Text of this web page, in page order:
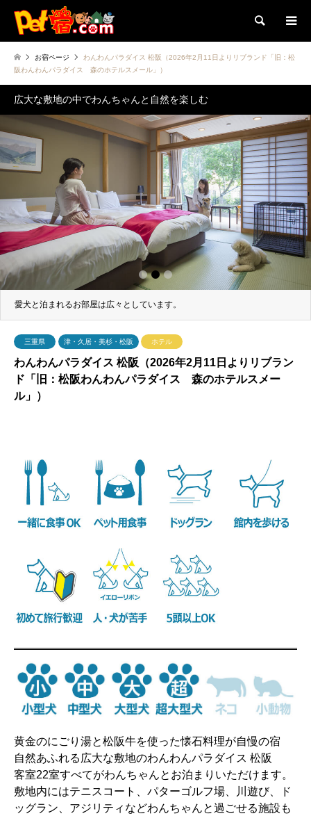
検索
お宿ページ
わんわんパラダイス 松阪（2026年2月11日よりリブランド「旧：松
阪わんわんパラダイス 森のホテルスメール」）
広大な敷地の中でわんちゃんと自然を楽しむ
愛犬と泊まれるお部屋は広々としています。
1 2
三重県 津・久居・美杉・松阪 ホテル
わんわんパラダイス 松阪（2026年2月11日よりリブラン
ド「旧：松阪わんわんパラダイス 森のホテルスメー
ル」）
黄金のにごり湯と松阪牛を使った懐石料理が自慢の宿
自然あふれる広大な敷地のわんわんパラダイス 松阪
客室22室すべてがわんちゃんとお泊まりいただけます。
敷地内にはテニスコート、パターゴルフ場、川遊び、ド
ッグラン、アジリティなどわんちゃんと過ごせる施設も